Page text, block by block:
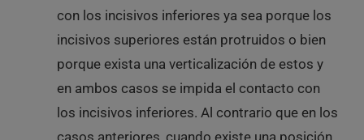
con los incisivos inferiores ya sea porque los
incisivos superiores están protruidos o bien
porque exista una verticalización de estos y
en ambos casos se impida el contacto con
los incisivos inferiores. Al contrario que en los
casos anteriores, cuando existe una posición